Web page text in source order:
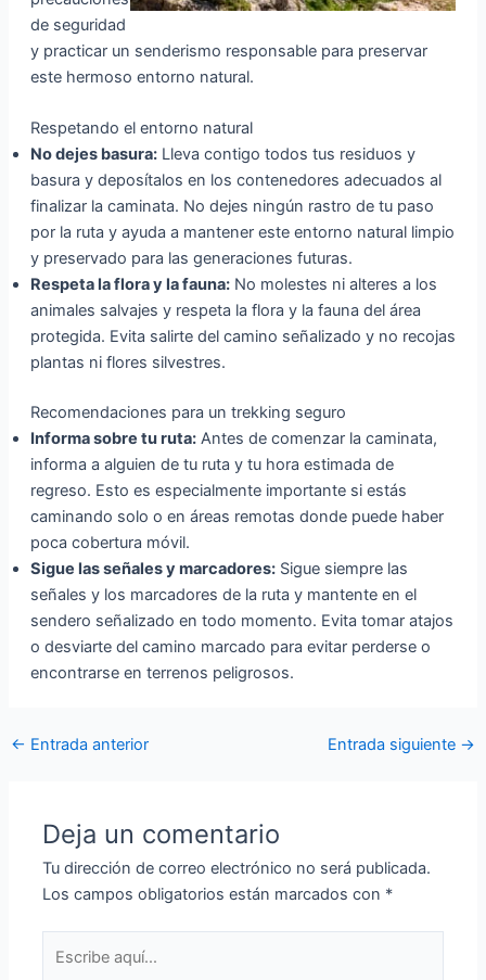
de seguridad
y practicar un senderismo responsable para preservar
este hermoso entorno natural.
Respetando el entorno natural
No dejes basura:Lleva contigo todos tus residuos y
basura y deposítalos en los contenedores adecuados al
finalizar la caminata. No dejes ningún rastro de tu paso
por la ruta y ayuda a mantener este entorno natural limpio
y preservado para las generaciones futuras.
Respeta la flora y la fauna:No molestes ni alteres a los
animales salvajes y respeta la flora y la fauna del área
protegida. Evita salirte del camino señalizado y no recojas
plantas ni flores silvestres.
Recomendaciones para un trekking seguro
Informa sobre tu ruta:Antes de comenzar la caminata,
informa a alguien de tu ruta y tu hora estimada de
regreso. Esto es especialmente importante si estás
caminando solo o en áreas remotas donde puede haber
poca cobertura móvil.
Sigue las señales y marcadores:Sigue siempre las
señales y los marcadores de la ruta y mantente en el
sendero señalizado en todo momento. Evita tomar atajos
o desviarte del camino marcado para evitar perderse o
encontrarse en terrenos peligrosos.
← Entrada anterior Entrada siguiente →
Deja un comentario
Tu dirección de correo electrónico no será publicada.
Los campos obligatorios están marcados con *
aquí...